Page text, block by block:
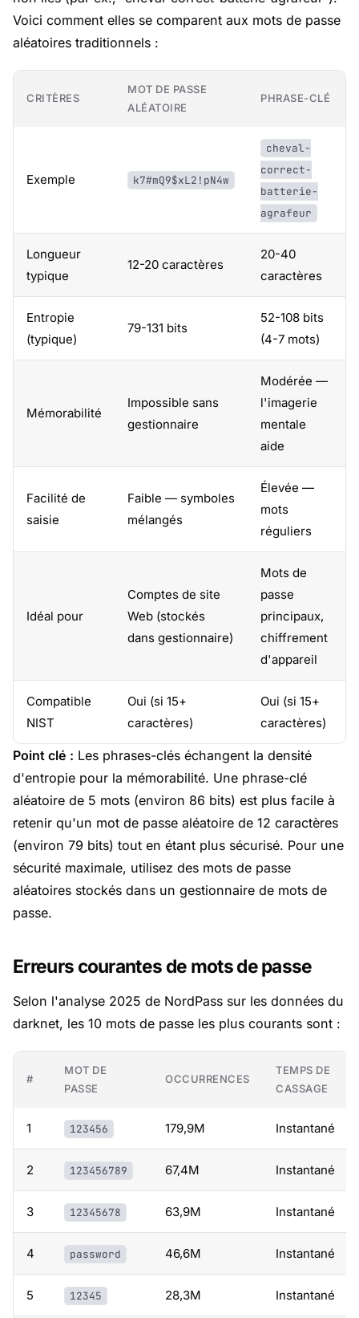
Voici comment elles se comparent aux mots de passe
aléatoires traditionnels :
CRITÈRES
MOT DE PASSE
ALÉATOIRE
PHRASE-CLÉ
Exemple k7#mQ9$xL2!pN4w
cheval-
correct-
batterie-
agrafeur
Longueur
typique
12-20 caractères
20-40
caractères
Entropie
(typique)
79-131 bits
52-108 bits
(4-7 mots)
Mémorabilité
Impossible sans
gestionnaire
Modérée —
l'imagerie
mentale
aide
Facilité de
saisie
Faible — symboles
mélangés
Élevée —
mots
réguliers
Idéal pour
Comptes de site
Web (stockés
dans gestionnaire)
Mots de
passe
principaux,
chiffrement
d'appareil
Compatible
NIST
Oui (si 15+
caractères)
Oui (si 15+
caractères)
Point clé : Les phrases-clés échangent la densité
d'entropie pour la mémorabilité. Une phrase-clé
aléatoire de 5 mots (environ 86 bits) est plus facile à
retenir qu'un mot de passe aléatoire de 12 caractères
(environ 79 bits) tout en étant plus sécurisé. Pour une
sécurité maximale, utilisez des mots de passe
aléatoires stockés dans un gestionnaire de mots de
passe.
Erreurs courantes de mots de passe
Selon l'analyse 2025 de NordPass sur les données du
darknet, les 10 mots de passe les plus courants sont :
#
MOT DE
PASSE
OCCURRENCES
TEMPS DE
CASSAGE
1 123456 179,9M Instantané
2 123456789 67,4M Instantané
3 12345678 63,9M Instantané
4 password 46,6M Instantané
5 12345 28,3M Instantané